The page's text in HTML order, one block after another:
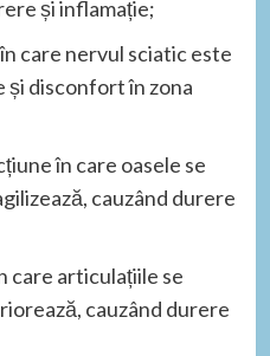
și inflamație;
care nervul sciatic este
și disconfort în zona
în care oasele se
cauzând durere
care articulațiile se
cauzând durere